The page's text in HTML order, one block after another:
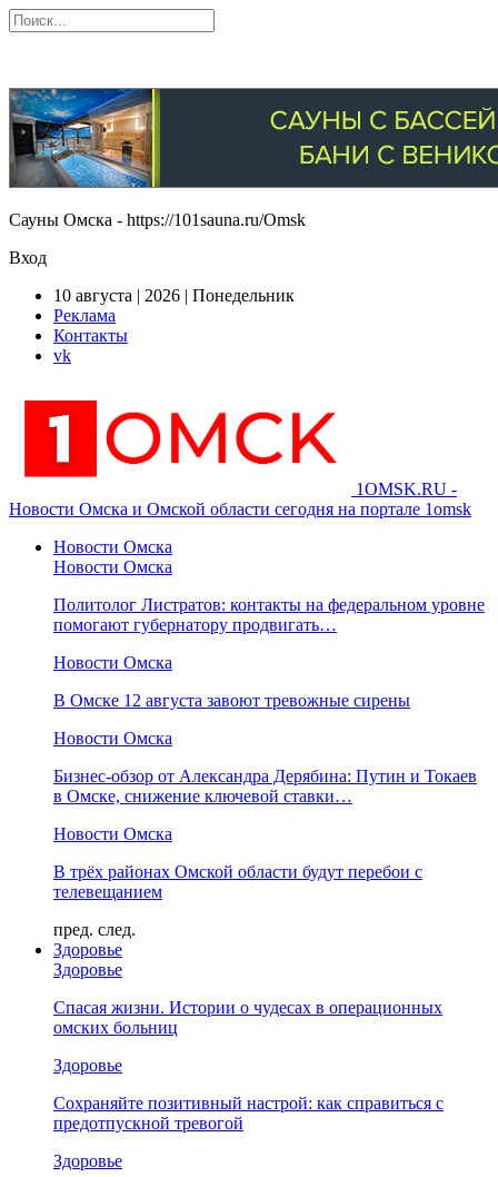
Сауны Омска - https://101sauna.ru/Omsk
Вход
10 августа | 2026 | Понедельник
Реклама
Контакты
vk
1OMSK.RU -
Новости Омска и Омской области сегодня на портале 1omsk
Новости Омска
Новости Омска
Политолог Листратов: контакты на федеральном уровне
помогают губернатору продвигать…
Новости Омска
В Омске 12 августа завоют тревожные сирены
Новости Омска
Бизнес-обзор от Александра Дерябина: Путин и Токаев
в Омске, снижение ключевой ставки…
Новости Омска
В трёх районах Омской области будут перебои с
телевещанием
пред. след.
Здоровье
Здоровье
Спасая жизни. Истории о чудесах в операционных
омских больниц
Здоровье
Сохраняйте позитивный настрой: как справиться с
предотпускной тревогой
Здоровье